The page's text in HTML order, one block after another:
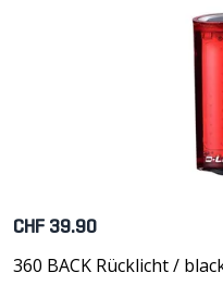
CHF 39.90
360 BACK Rücklicht /